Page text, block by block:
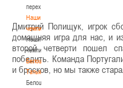
переходах
Наши
чемпионы
Наши
чемпионы
Белошапко
Татьяна
Белошапко
Дмитрий Полищук, игрок
домашняя игра для нас, и
второй четверти пошел
победить. Команда
и бросков, но мы также